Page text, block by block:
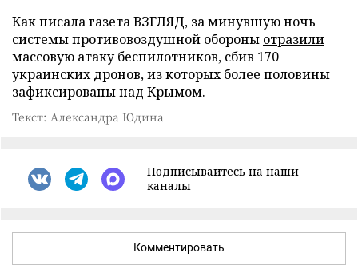
Как писала газета ВЗГЛЯД, за минувшую ночь
системы противовоздушной обороны отразили
массовую атаку беспилотников, сбив 170
украинских дронов, из которых более половины
зафиксированы над Крымом.
Текст: Александра Юдина
Подписывайтесь на наши
каналы
Комментировать